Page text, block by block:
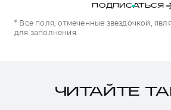
ПОДПИСАТЬСЯ
* Все поля, отмеченные звездочкой,
для заполнения.
ЧИТАЙТЕ